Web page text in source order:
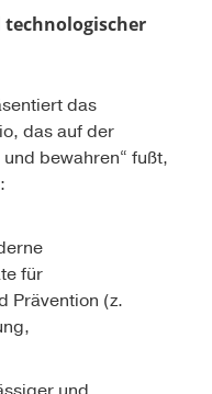
das
das auf der
bewahren“ fußt,
für
Prävention (z.